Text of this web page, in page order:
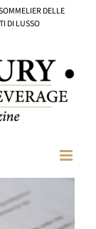
DELLE
DI LUSSO